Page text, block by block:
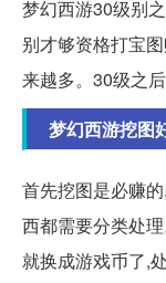
梦幻西游30级别
别才够资格打宝
来越多。30级之
梦幻西游挖图
首先挖图是必赚
西都需要分类处
就换成游戏币了,